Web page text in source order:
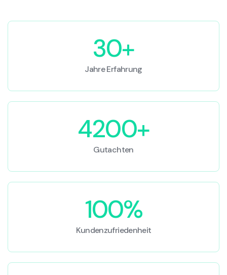
30+
Jahre Erfahrung
4200+
Gutachten
100%
Kundenzufriedenheit